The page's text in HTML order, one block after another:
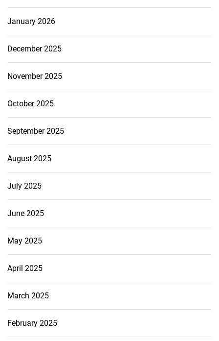
January 2026
December 2025
November 2025
October 2025
September 2025
August 2025
July 2025
June 2025
May 2025
April 2025
March 2025
February 2025